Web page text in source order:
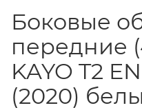
Боковые
передние
KAYO T2
(2020)